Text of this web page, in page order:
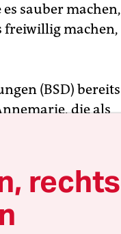
sauber machen,
freiwillig machen,
(BSD) bereits
die als
arbeitet,
man sich
man den
die
und
rechts